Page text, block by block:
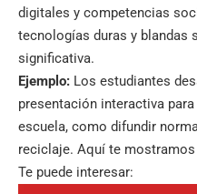
digitales y competencias
tecnologías duras y blandas
significativa.
Ejemplo: Los estudiantes
presentación interactiva
escuela, como difundir
reciclaje. Aquí te mostramos
Te puede interesar: